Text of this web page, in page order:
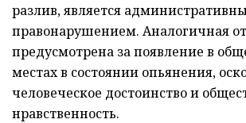
разлив, является
правонарушением. Аналогичная
предусмотрена за появление в
местах в состоянии опьянения,
человеческое достоинство и
нравственность.